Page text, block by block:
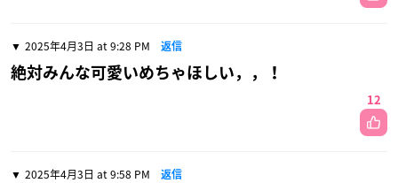
2025年4月3日 at 9:28 PM 返信
絶対みんな可愛いめちゃほしい，，！
12
2025年4月3日 at 9:58 PM 返信